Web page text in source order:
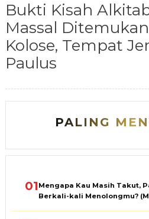
Bukti Kisah
Massal
Kolose, Tempat
Paulus
PALING
01Mengapa Kau Masih Takut,
Berkali-kali Menolongmu?